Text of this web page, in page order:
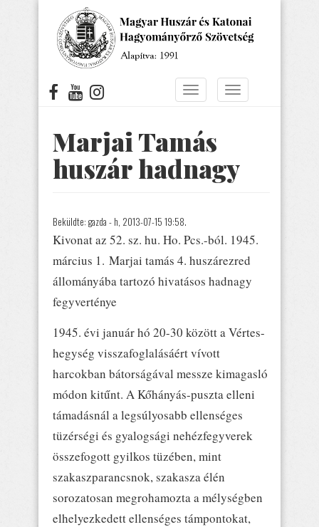
Navigáció
Navigáció
Marjai Tamás
huszár hadnagy
Beküldte: gazda - h, 2013-07-15 19:58.
Kivonat az 52. sz. hu. Ho. Pcs.-ból. 1945.
március 1. Marjai tamás 4. huszárezred
állományába tartozó hivatásos hadnagy
fegyverténye
1945. évi január hó 20-30 között a Vértes-
hegység visszafoglalásáért vívott
harcokban bátorságával messze kimagasló
módon kitűnt. A Kőhányás-puszta elleni
támadásnál a legsúlyosabb ellenséges
tüzérségi és gyalogsági nehézfegyverek
összefogott gyilkos tüzében, mint
szakaszparancsnok, szakasza élén
sorozatosan megrohamozta a mélységben
elhelyezkedett ellenséges támpontokat,